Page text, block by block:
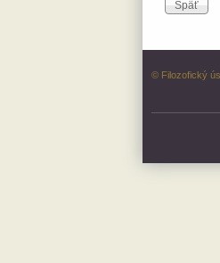
© Filozofický